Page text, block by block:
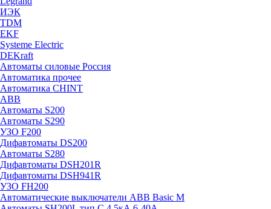
ИЭК
TDM
EKF
Systeme Electric
DEKraft
Автоматы силовые Россия
Автоматика прочее
Автоматика CHINT
ABB
Автоматы S200
Автоматы S290
УЗО F200
Дифавтоматы DS200
Автоматы S280
Дифавтоматы DSH201R
Дифавтоматы DSH941R
УЗО FH200
Автоматические выключатели ABB Basic M